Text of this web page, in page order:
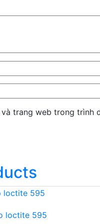
trang web trong trình
loctite 595